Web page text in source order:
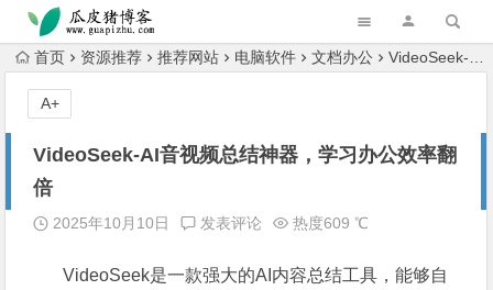
跳转到主内容
首页 资源推荐 推荐网站 电脑软件 文档办公 VideoSeek-AI音视频总结神器，学习办公效率翻倍
VideoSeek-AI音视频总结神器，学习办公效率翻
倍
2025年10月10日 发表评论 热度609 ℃
VideoSeek是一款强大的AI内容总结工具，能够自
A+